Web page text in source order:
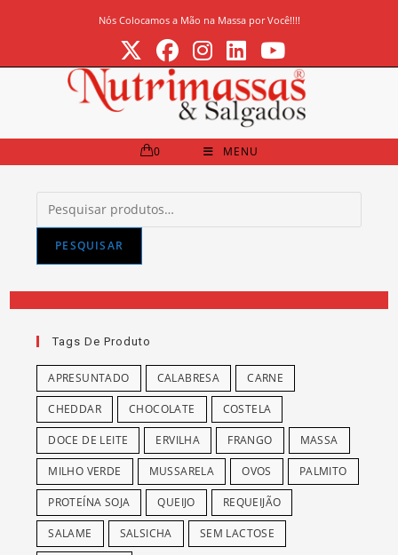
Nós Colocamos a Mão na Massa por Você!!!!
0 MENU
Pesquisar
por:
PESQUISAR
Tags De Produto
APRESUNTADO CALABRESA CARNE
CHEDDAR CHOCOLATE COSTELA
DOCE DE LEITE ERVILHA FRANGO MASSA
MILHO VERDE MUSSARELA OVOS PALMITO
PROTEÍNA SOJA QUEIJO REQUEIJÃO
SALAME SALSICHA SEM LACTOSE